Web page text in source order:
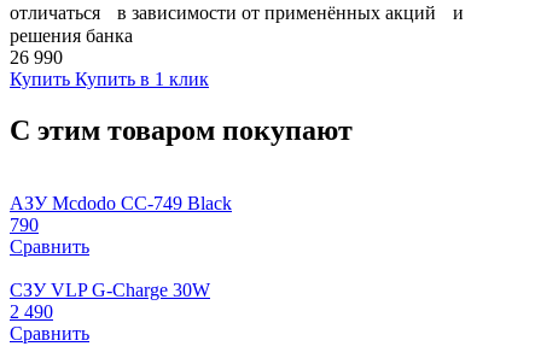
отличаться в зависимости от применённых акций и
решения банка
26 990
Купить Купить в 1 клик
С этим товаром покупают
АЗУ Mcdodo CC-749 Black
790
Сравнить
СЗУ VLP G-Charge 30W
2 490
Сравнить